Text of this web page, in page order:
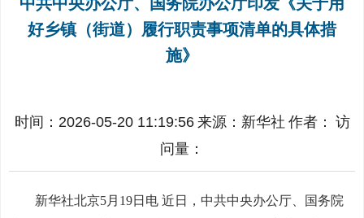
好乡镇（街道）履行职责事项清单的具体措
施》
时间：2026-05-20 11:19:56 来源： 新华社 作者： 访
问量：
新华社北京5月19日电 近日，中共中央办公厅、国务院